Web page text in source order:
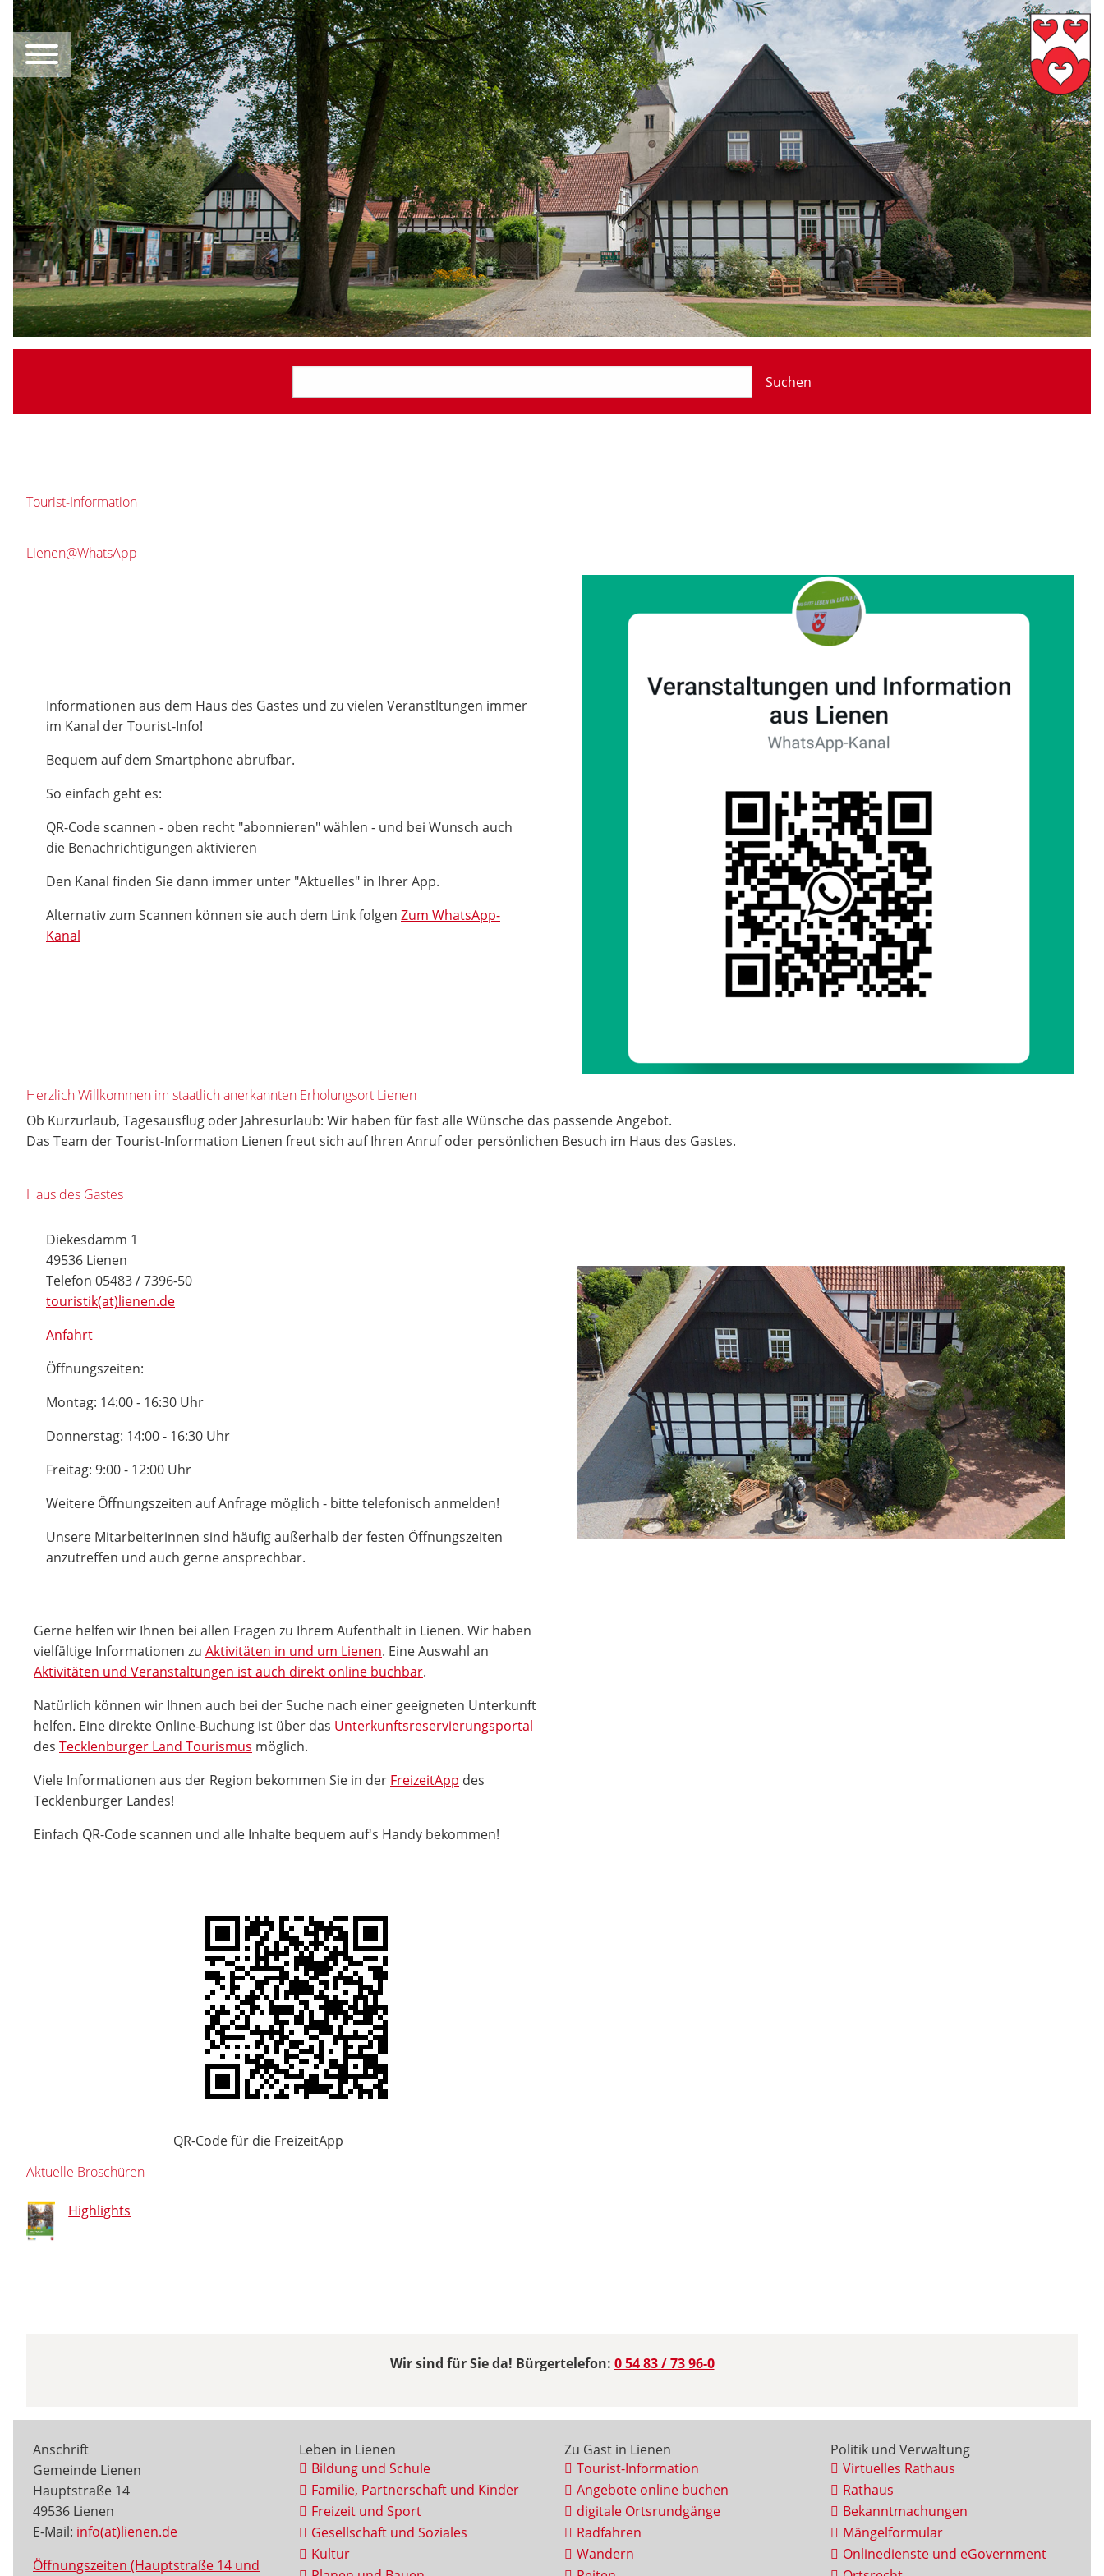
Suchen
Tourist-Information
Lienen@WhatsApp
Informationen aus dem Haus des Gastes und zu vielen Veranstltungen immer
im Kanal der Tourist-Info!
Bequem auf dem Smartphone abrufbar.
So einfach geht es:
QR-Code scannen - oben recht "abonnieren" wählen - und bei Wunsch auch
die Benachrichtigungen aktivieren
Den Kanal finden Sie dann immer unter "Aktuelles" in Ihrer App.
Alternativ zum Scannen können sie auch dem Link folgen Zum WhatsApp-
Kanal
Herzlich Willkommen im staatlich anerkannten Erholungsort Lienen
Ob Kurzurlaub, Tagesausflug oder Jahresurlaub: Wir haben für fast alle Wünsche das passende Angebot.
Das Team der Tourist-Information Lienen freut sich auf Ihren Anruf oder persönlichen Besuch im Haus des Gastes.
Haus des Gastes
Diekesdamm 1
49536 Lienen
Telefon 05483 / 7396-50
touristik(at)lienen.de
Anfahrt
Öffnungszeiten:
Montag: 14:00 - 16:30 Uhr
Donnerstag: 14:00 - 16:30 Uhr
Freitag: 9:00 - 12:00 Uhr
Weitere Öffnungszeiten auf Anfrage möglich - bitte telefonisch anmelden!
Unsere Mitarbeiterinnen sind häufig außerhalb der festen Öffnungszeiten
anzutreffen und auch gerne ansprechbar.
QR-Code für die FreizeitApp
Gerne helfen wir Ihnen bei allen Fragen zu Ihrem Aufenthalt in Lienen. Wir haben
vielfältige Informationen zu Aktivitäten in und um Lienen. Eine Auswahl an
Aktivitäten und Veranstaltungen ist auch direkt online buchbar.
Natürlich können wir Ihnen auch bei der Suche nach einer geeigneten Unterkunft
helfen. Eine direkte Online-Buchung ist über das Unterkunftsreservierungsportal
des Tecklenburger Land Tourismus möglich.
Viele Informationen aus der Region bekommen Sie in der FreizeitApp des
Tecklenburger Landes!
Einfach QR-Code scannen und alle Inhalte bequem auf's Handy bekommen!
Aktuelle Broschüren
Highlights
Wir sind für Sie da! Bürgertelefon: 0 54 83 / 73 96-0
Anschrift
Gemeinde Lienen
Hauptstraße 14
49536 Lienen
E-Mail: info(at)lienen.de
Öffnungszeiten (Hauptstraße 14 und
Leben in Lienen
Bildung und Schule
Familie, Partnerschaft und Kinder
Freizeit und Sport
Gesellschaft und Soziales
Kultur
Zu Gast in Lienen
Tourist-Information
Angebote online buchen
digitale Ortsrundgänge
Radfahren
Wandern
Politik und Verwaltung
Virtuelles Rathaus
Rathaus
Bekanntmachungen
Mängelformular
Onlinedienste und eGovernment